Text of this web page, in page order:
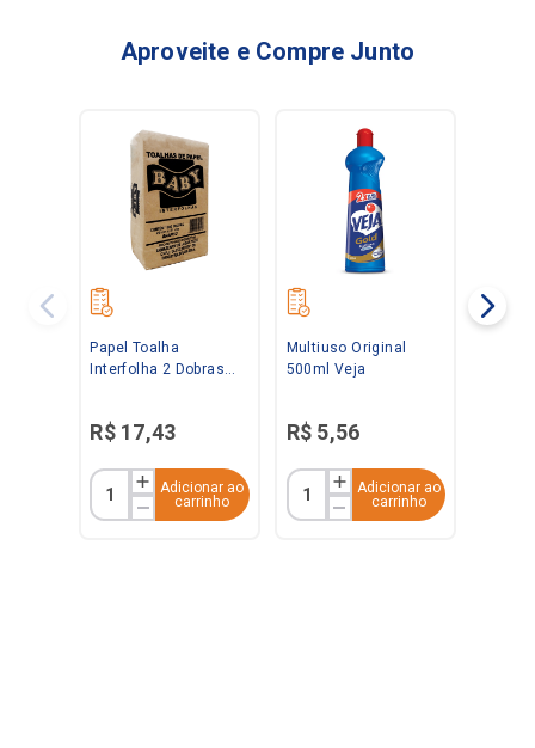
Aproveite e Compre Junto
Papel Toalha
Interfolha 2 Dobras
Baby
R$ 17,43
Adicionar ao
carrinho
Multiuso Original
500ml Veja
R$ 5,56
Adicionar ao
carrinho